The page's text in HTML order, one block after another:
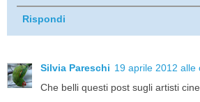
Rispondi
Silvia Pareschi 19 aprile 2012 alle
Che belli questi post sugli artisti